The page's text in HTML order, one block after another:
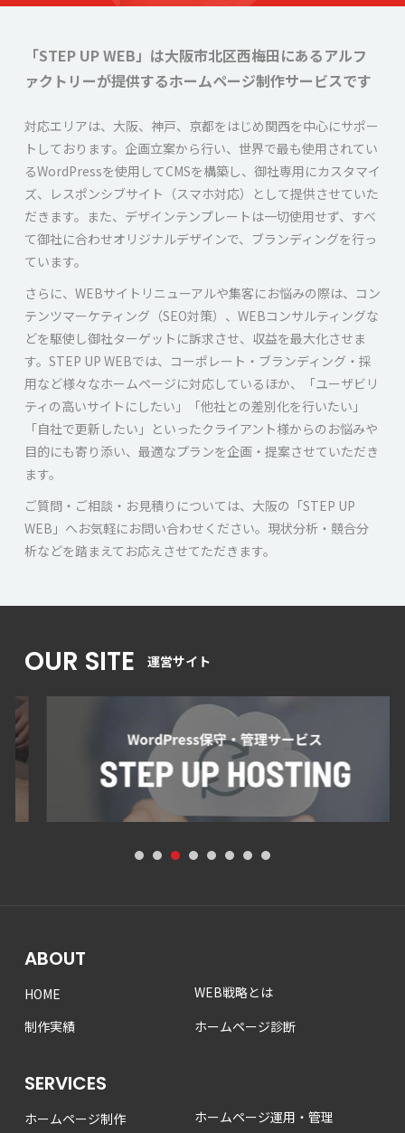
「STEP UP WEB」は大阪市北区西梅田にあるアルフ
ァクトリーが提供するホームページ制作サービスです
対応エリアは、大阪、神戸、京都をはじめ関西を中心にサポー
トしております。企画立案から行い、世界で最も使用されてい
るWordPressを使用してCMSを構築し、御社専用にカスタマイ
ズ、レスポンシブサイト（スマホ対応）として提供させていた
だきます。また、デザインテンプレートは一切使用せず、すべ
て御社に合わせオリジナルデザインで、ブランディングを行っ
ています。
さらに、WEBサイトリニューアルや集客にお悩みの際は、コン
テンツマーケティング（SEO対策）、WEBコンサルティングな
どを駆使し御社ターゲットに訴求させ、収益を最大化させま
す。STEP UP WEBでは、コーポレート・ブランディング・採
用など様々なホームページに対応しているほか、「ユーザビリ
ティの高いサイトにしたい」「他社との差別化を行いたい」
「自社で更新したい」といったクライアント様からのお悩みや
目的にも寄り添い、最適なプランを企画・提案させていただき
ます。
ご質問・ご相談・お見積りについては、大阪の「STEP UP
WEB」へお気軽にお問い合わせください。現状分析・競合分
析などを踏まえてお応えさせてただきます。
OUR SITE 運営サイト
1 2 3 4 5 6 7 8
ABOUT
HOME
WEB戦略とは
制作実績
ホームページ診断
SERVICES
ホームページ制作 ホームページ運用・管理